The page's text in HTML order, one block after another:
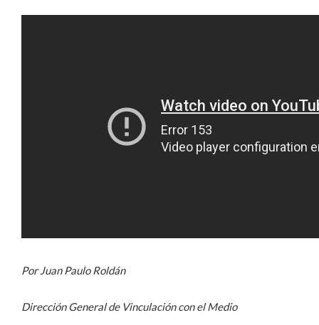
Por Juan Paulo Roldán
Dirección General de Vinculación con el Medio